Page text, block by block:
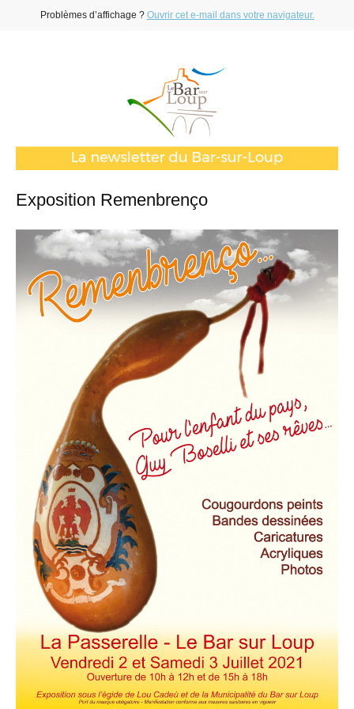
Problèmes d’affichage ? Ouvrir cet e-mail dans votre navigateur.
Exposition Remenbrenço